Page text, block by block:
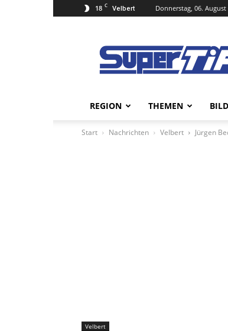
18 C Velbert Donnerstag, 06. August
Tipp
Online
REGION THEMEN
Start Nachrichten Velbert Jürgen
Velbert